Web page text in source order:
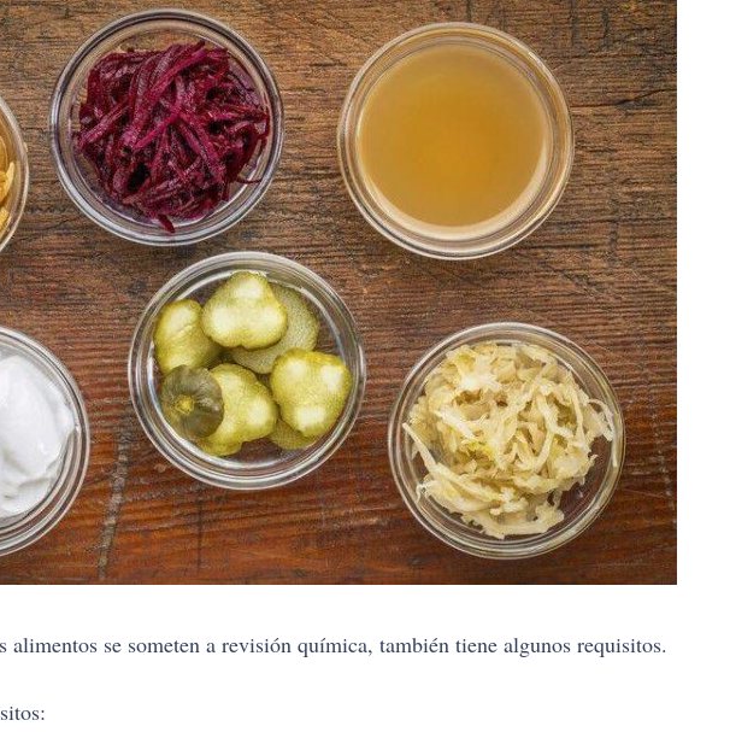
alimentos se someten a revisión química, también tiene algunos requisitos.